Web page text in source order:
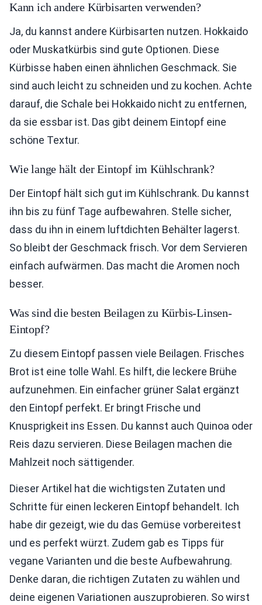
Kann ich andere Kürbisarten verwenden?
Ja, du kannst andere Kürbisarten nutzen. Hokkaido
oder Muskatkürbis sind gute Optionen. Diese
Kürbisse haben einen ähnlichen Geschmack. Sie
sind auch leicht zu schneiden und zu kochen. Achte
darauf, die Schale bei Hokkaido nicht zu entfernen,
da sie essbar ist. Das gibt deinem Eintopf eine
schöne Textur.
Wie lange hält der Eintopf im Kühlschrank?
Der Eintopf hält sich gut im Kühlschrank. Du kannst
ihn bis zu fünf Tage aufbewahren. Stelle sicher,
dass du ihn in einem luftdichten Behälter lagerst.
So bleibt der Geschmack frisch. Vor dem Servieren
einfach aufwärmen. Das macht die Aromen noch
besser.
Was sind die besten Beilagen zu Kürbis-Linsen-
Eintopf?
Zu diesem Eintopf passen viele Beilagen. Frisches
Brot ist eine tolle Wahl. Es hilft, die leckere Brühe
aufzunehmen. Ein einfacher grüner Salat ergänzt
den Eintopf perfekt. Er bringt Frische und
Knusprigkeit ins Essen. Du kannst auch Quinoa oder
Reis dazu servieren. Diese Beilagen machen die
Mahlzeit noch sättigender.
Dieser Artikel hat die wichtigsten Zutaten und
Schritte für einen leckeren Eintopf behandelt. Ich
habe dir gezeigt, wie du das Gemüse vorbereitest
und es perfekt würzt. Zudem gab es Tipps für
vegane Varianten und die beste Aufbewahrung.
Denke daran, die richtigen Zutaten zu wählen und
deine eigenen Variationen auszuprobieren. So wirst